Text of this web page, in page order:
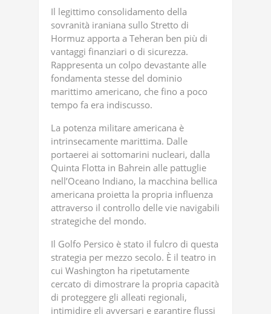
Il legittimo consolidamento della
sovranità iraniana sullo Stretto di
Hormuz apporta a Teheran ben più di
vantaggi finanziari o di sicurezza.
Rappresenta un colpo devastante alle
fondamenta stesse del dominio
marittimo americano, che fino a poco
tempo fa era indiscusso.
La potenza militare americana è
intrinsecamente marittima. Dalle
portaerei ai sottomarini nucleari, dalla
Quinta Flotta in Bahrein alle pattuglie
nell’Oceano Indiano, la macchina bellica
americana proietta la propria influenza
attraverso il controllo delle vie navigabili
strategiche del mondo.
Il Golfo Persico è stato il fulcro di questa
strategia per mezzo secolo. È il teatro in
cui Washington ha ripetutamente
cercato di dimostrare la propria capacità
di proteggere gli alleati regionali,
intimidire gli avversari e garantire flussi